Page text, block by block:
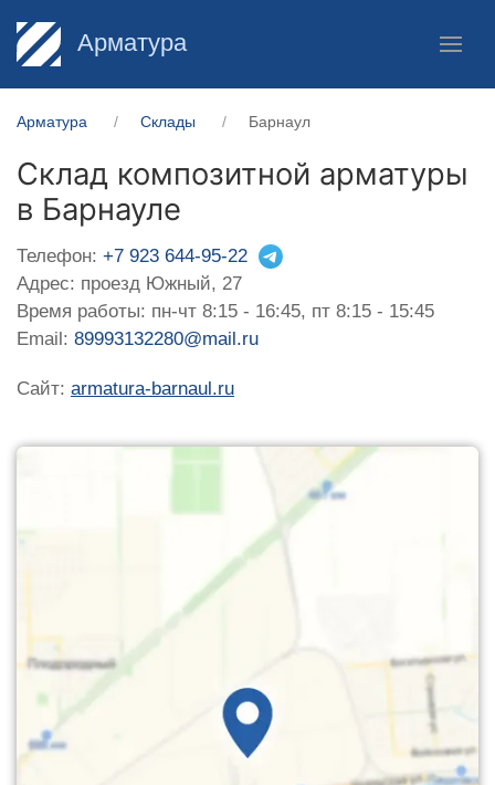
Арматура
Арматура Склады Барнаул
Склад композитной арматуры
в Барнауле
Телефон: +7 923 644-95-22
Адрес: проезд Южный, 27
Время работы: пн-чт 8:15 - 16:45, пт 8:15 - 15:45
Email: 89993132280@mail.ru
Сайт: armatura-barnaul.ru